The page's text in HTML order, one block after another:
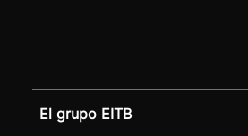
El grupo EITB